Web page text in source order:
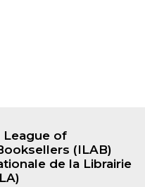
League of
(ILAB)
de la Librairie